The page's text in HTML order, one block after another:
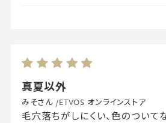
真夏以外
みそさん /ETVOS オンラインストア
毛穴落ちがしにくい、色のついて